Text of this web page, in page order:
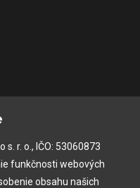
s. r. o., IČO: 53060873
funkčnosti webových
obsahu našich